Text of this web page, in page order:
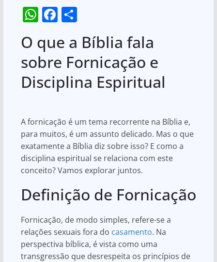
W
h
at
s
A
p
F
a
c
e
b
o
k
S
ar
e
O que a Bíblia fala
sobre Fornicação e
Disciplina Espiritual
A fornicação é um tema recorrente na Bíblia e,
para muitos, é um assunto delicado. Mas o que
exatamente a Bíblia diz sobre isso? E como a
disciplina espiritual se relaciona com este
conceito? Vamos explorar juntos.
Definição de Fornicação
Fornicação, de modo simples, refere-se a
relações sexuais fora do casamento. Na
perspectiva bíblica, é vista como uma
transgressão que desrespeita os princípios de